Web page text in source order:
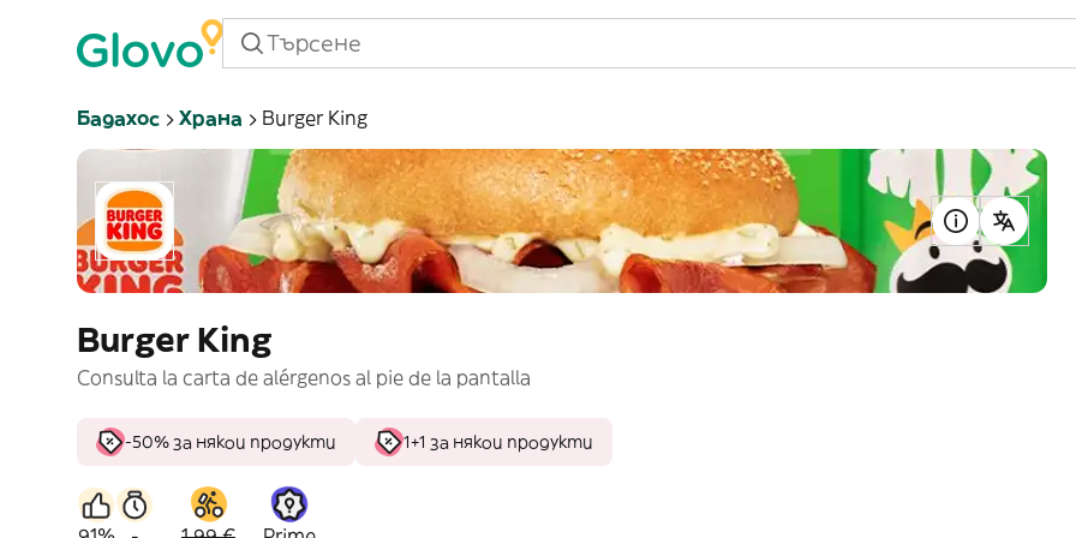
Бадахос Храна Burger King
Burger King
Consulta la carta de alérgenos al pie de la pantalla
-50% за някои продукти 1+1 за някои продукти